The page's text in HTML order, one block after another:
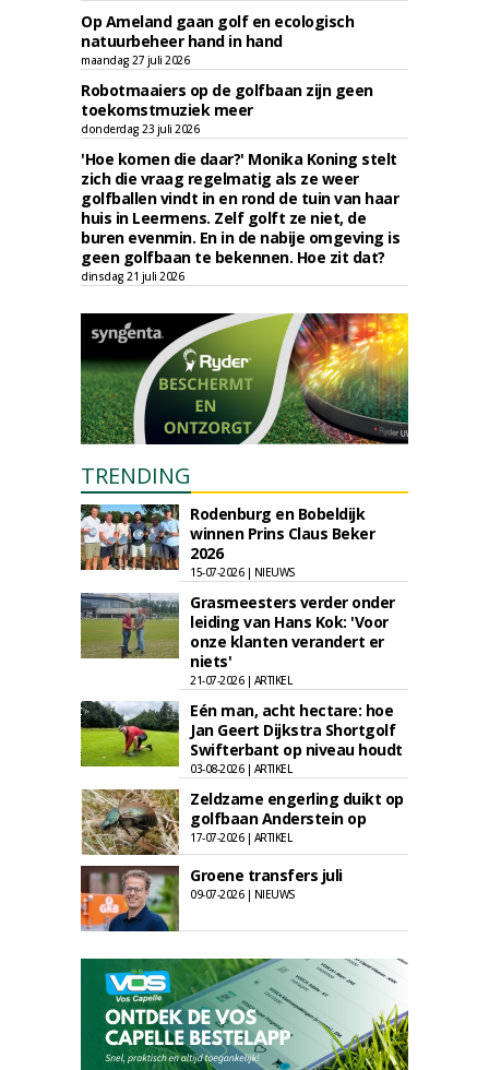
Op Ameland gaan golf en ecologisch
natuurbeheer hand in hand
maandag 27 juli 2026
Robotmaaiers op de golfbaan zijn geen
toekomstmuziek meer
donderdag 23 juli 2026
'Hoe komen die daar?' Monika Koning stelt
zich die vraag regelmatig als ze weer
golfballen vindt in en rond de tuin van haar
huis in Leermens. Zelf golft ze niet, de
buren evenmin. En in de nabije omgeving is
geen golfbaan te bekennen. Hoe zit dat?
dinsdag 21 juli 2026
TRENDING
Rodenburg en Bobeldijk
winnen Prins Claus Beker
2026
15-07-2026 | NIEUWS
Grasmeesters verder onder
leiding van Hans Kok: 'Voor
onze klanten verandert er
niets'
21-07-2026 | ARTIKEL
Eén man, acht hectare: hoe
Jan Geert Dijkstra Shortgolf
Swifterbant op niveau houdt
03-08-2026 | ARTIKEL
Zeldzame engerling duikt op
golfbaan Anderstein op
17-07-2026 | ARTIKEL
Groene transfers juli
09-07-2026 | NIEUWS